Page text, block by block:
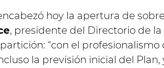
hoy la apertura de
, presidente del Directorio de la
“con el profesionalismo
la previsión inicial del